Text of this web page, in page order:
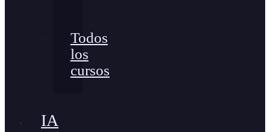
Todos
los
cursos
IA